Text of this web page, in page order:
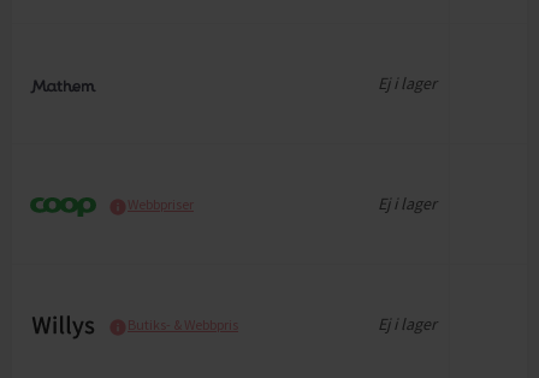
Ej i lager
Webbpriser Ej i lager
Butiks- & Webbpris Ej i lager